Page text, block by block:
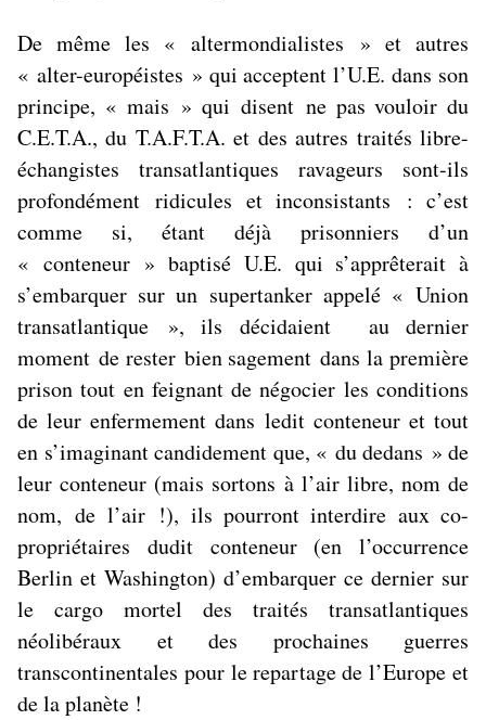
De même les « altermondialistes » et autres
« alter-européistes » qui acceptent l’U.E. dans son
principe, « mais » quidisentne pas vouloir du
C.E.T.A., du T.A.F.T.A. et des autres traités libre-
échangistes transatlantiques ravageurs sont-ils
profondémentridicules et inconsistants : c’est
comme si, étant déjà prisonniers d’un
« conteneur » baptisé U.E. qui s’apprêterait à
s’embarquer sur un supertanker appelé « Union
transatlantique », ils décidaient au dernier
moment de rester bien sagement dans la première
prison tout en feignant de négocier les conditions
de leur enfermement dans ledit conteneur et tout
en s’imaginant candidement que, « du dedans » de
leur conteneur (mais sortons à l’air libre, nom de
nom,de l’air !), ils pourront interdire aux co-
propriétaires dudit conteneur (en l’occurrence
Berlin et Washington) d’embarquer ce dernier sur
le cargo mortel des traités transatlantiques
néolibéraux et des prochaines guerres
transcontinentales pour le repartage de l’Europe et
de la planète !